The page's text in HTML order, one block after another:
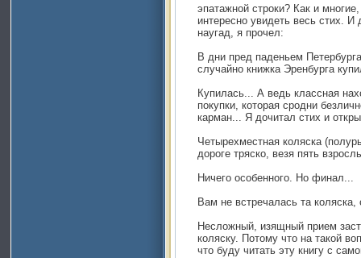
эпатажной строки? Как и
интересно увидеть весь стих.
наугад, я прочел:
В дни пред паденьем
cлучайно книжка Эренбурга
Купилась... А ведь классная
покупки, которая сродни
карман... Я дочитал стих и
Четырехместная коляска
дороге тряско, везя пять
Ничего особенного. Но финал...
Вам не встречалась та
Несложный, изящный прием
коляску. Потому что на такой
что буду читать эту книгу с